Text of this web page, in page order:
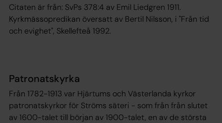
Citaten är från: SvPs 378:4 av Emil Liedgren 1911.
Kyrkmässopredikan översatt av Bertil Nilsson, i "Från tid
och evighet", Skellefteå 1992.
Patronatskyrka
Från 1782-1913 var Hjärtums och Västerlanda kyrkor
patronatskyrkor för Ströms säteri - som från från slutet
av 1600-talet till början av 1900-talet, en av de största